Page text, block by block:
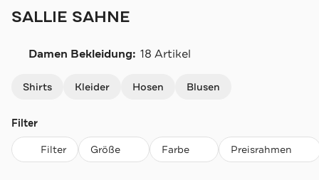
SALLIE SAHNE
Damen Bekleidung: 18 Artikel
Shirts Kleider Hosen Blusen
Filter
Filter Größe Farbe Preisrahmen